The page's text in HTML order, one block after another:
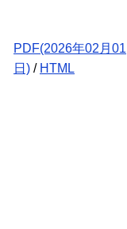
PDF(2026年02月01
日) / HTML